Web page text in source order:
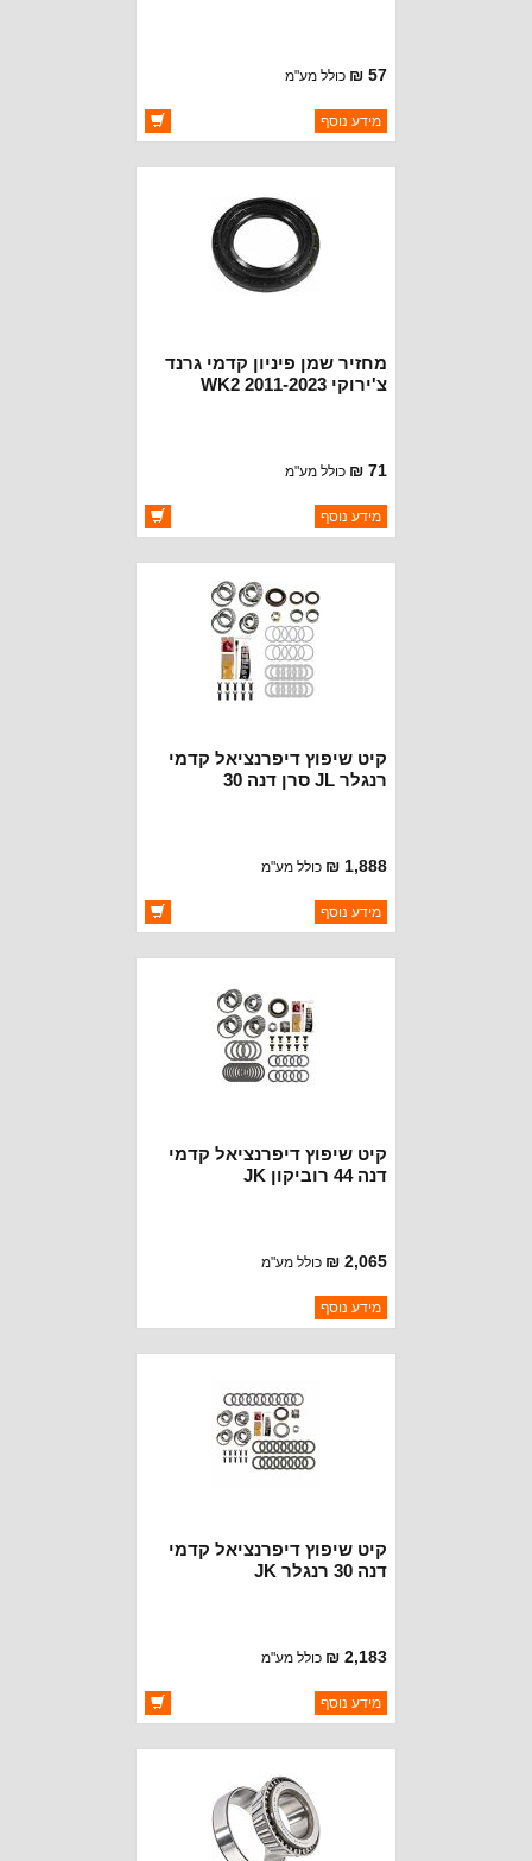
57 ₪ כולל מע"מ
ברקוד: 5252686
יצרן:CROWN AUTOMOTIVE
מידע נוסף
מחזיר שמן פיניון קדמי גרנד
צ'ירוקי 2011-2023 WK2
71 ₪ כולל מע"מ
ברקוד: 68084189AA
יצרן:CROWN AUTOMOTIVE
מידע נוסף
קיט שיפוץ דיפרנציאל קדמי
רנגלר JL סרן דנה 30
1,888 ₪ כולל מע"מ
ברקוד: XL-2030-1
יצרן:MOTIVE GEAR
מידע נוסף
קיט שיפוץ דיפרנציאל קדמי
דנה 44 רוביקון JK
2,065 ₪ כולל מע"מ
ברקוד: XL-1075-1
יצרן:MOTIVE GEAR
מידע נוסף
קיט שיפוץ דיפרנציאל קדמי
דנה 30 רנגלר JK
2,183 ₪ כולל מע"מ
ברקוד: XL-1055-1
יצרן:MOTIVE GEAR
מידע נוסף